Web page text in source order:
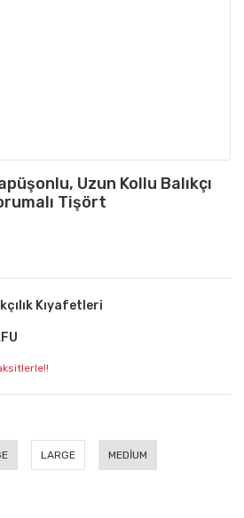
Uzun Kollu Balıkçı
Tişört
Kıyafetleri
LARGE MEDİUM